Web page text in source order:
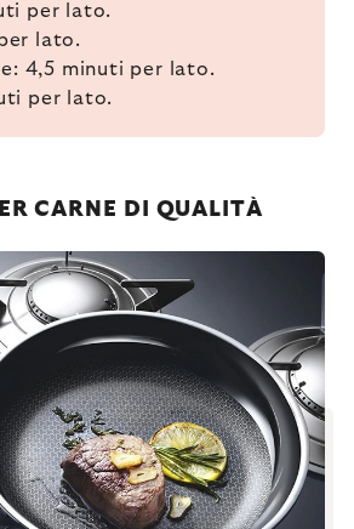
per lato.
lato.
4,5 minuti per lato.
per lato.
CARNE DI QUALITÀ